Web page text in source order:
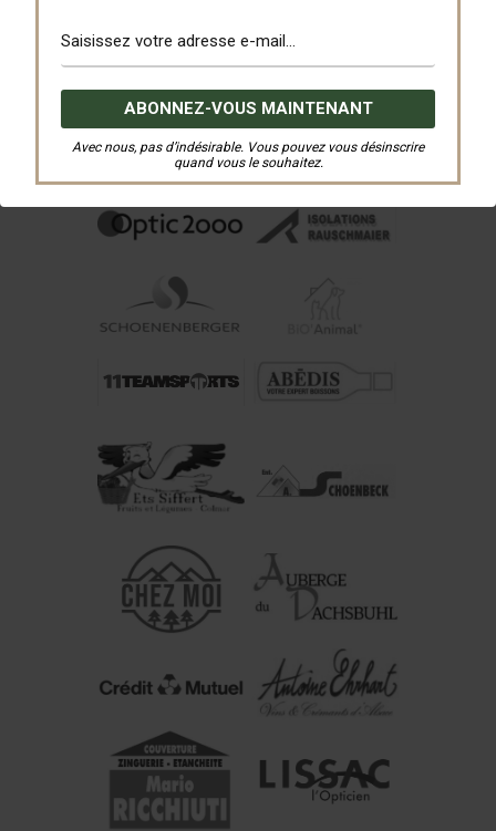
Avec nous, pas d’indésirable. Vous pouvez vous désinscrire
quand vous le souhaitez.
Nos Partenaires